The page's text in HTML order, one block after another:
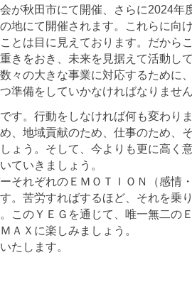
が秋田市にて開催、さらに2024年
地にて開催されます。これらに向
とは目に見えております。だから
きをおき、未来を見据えて活動し
々の大きな事業に対応するために
準備をしていかなければなりませ
す。行動をしなければ何も変わり
、地域貢献のため、仕事のため、
ょう。そして、今よりも更に高く
ていきましょう。
それぞれのＥＭＯＴＩＯＮ（感情
。苦労すればするほど、それを乗
このＹＥＧを通じて、唯一無二の
ＡＸに楽しみましょう。
たします。